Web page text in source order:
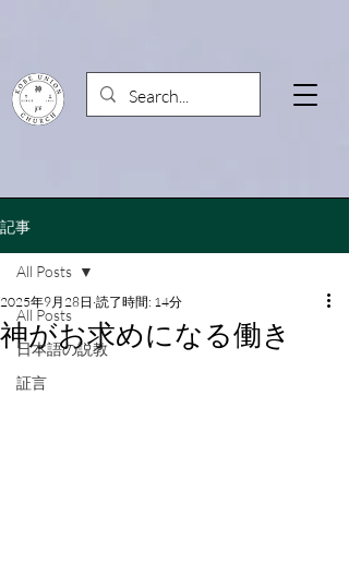
記事
All Posts
日本語の説教
証言
All Posts
神がお求めになる働き
2025年9月28日 読了時間: 14分